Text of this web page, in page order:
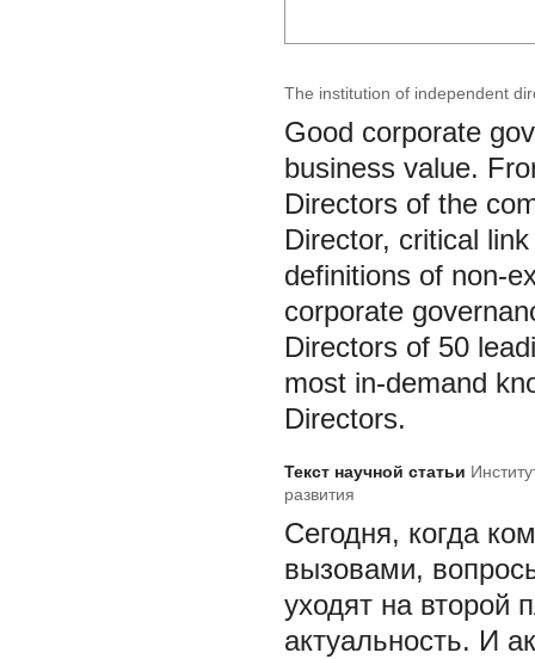
The institution of independent
Good corporate
business value.
Directors of the
Director, critical
definitions of non-
corporate
Directors of 50
most in-demand
Directors.
Текст научной статьи
развития
Сегодня, когда
вызовами,
уходят на второй
актуальность. И